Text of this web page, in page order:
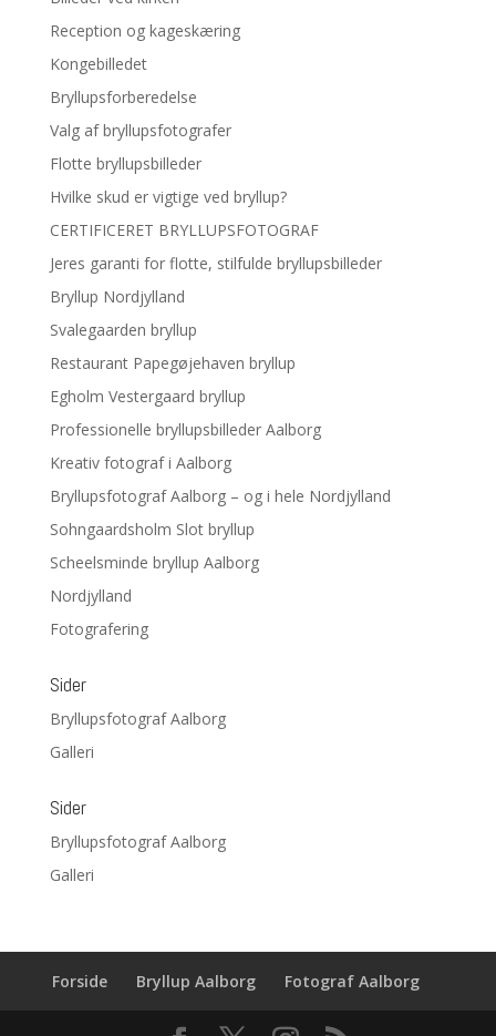
Reception og kageskæring
Kongebilledet
Bryllupsforberedelse
Valg af bryllupsfotografer
Flotte bryllupsbilleder
Hvilke skud er vigtige ved bryllup?
CERTIFICERET BRYLLUPSFOTOGRAF
Jeres garanti for flotte, stilfulde bryllupsbilleder
Bryllup Nordjylland
Svalegaarden bryllup
Restaurant Papegøjehaven bryllup
Egholm Vestergaard bryllup
Professionelle bryllupsbilleder Aalborg
Kreativ fotograf i Aalborg
Bryllupsfotograf Aalborg – og i hele Nordjylland
Sohngaardsholm Slot bryllup
Scheelsminde bryllup Aalborg
Nordjylland
Fotografering
Sider
Bryllupsfotograf Aalborg
Galleri
Sider
Bryllupsfotograf Aalborg
Galleri
Forside Bryllup Aalborg Fotograf Aalborg